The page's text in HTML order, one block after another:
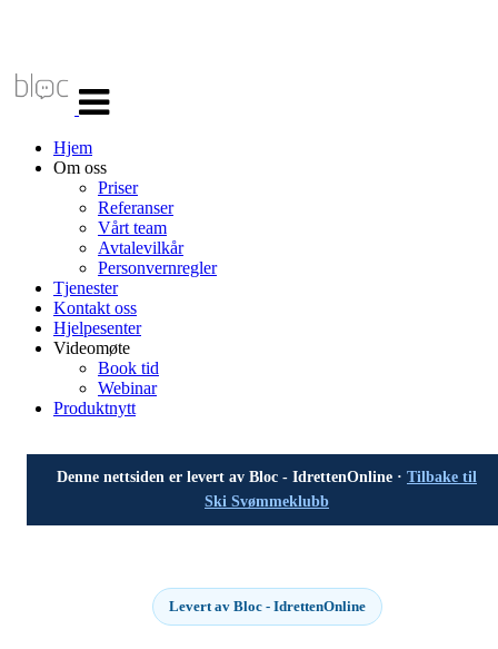
navigasjon
Hjem
Om oss
Priser
Referanser
Vårt team
Avtalevilkår
Personvernregler
Tjenester
Kontakt oss
Hjelpesenter
Videomøte
Book tid
Webinar
Produktnytt
Denne nettsiden er levert av Bloc - IdrettenOnline · Tilbake til
Ski Svømmeklubb
Levert av Bloc - IdrettenOnline